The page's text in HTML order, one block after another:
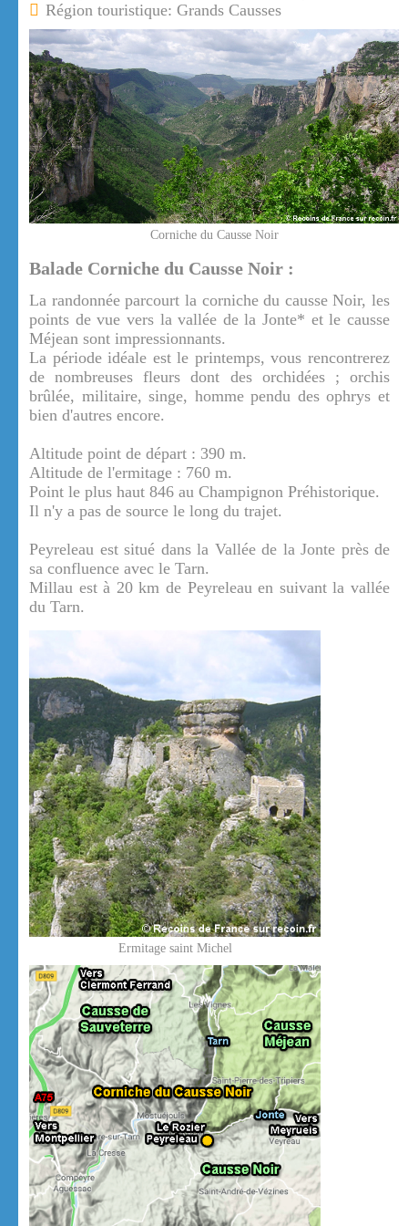
Région touristique: Grands Causses
Corniche du Causse Noir
Balade Corniche du Causse Noir :
La randonnée parcourt la corniche du causse Noir, les
points de vue vers la vallée de la Jonte* et le causse
Méjean sont impressionnants.
La période idéale est le printemps, vous rencontrerez
de nombreuses fleurs dont des orchidées ; orchis
brûlée, militaire, singe, homme pendu des ophrys et
bien d'autres encore.
Altitude point de départ : 390 m.
Altitude de l'ermitage : 760 m.
Point le plus haut 846 au Champignon Préhistorique.
Il n'y a pas de source le long du trajet.
Peyreleau est situé dans la Vallée de la Jonte près de
sa confluence avec le Tarn.
Millau est à 20 km de Peyreleau en suivant la vallée
du Tarn.
Ermitage saint Michel